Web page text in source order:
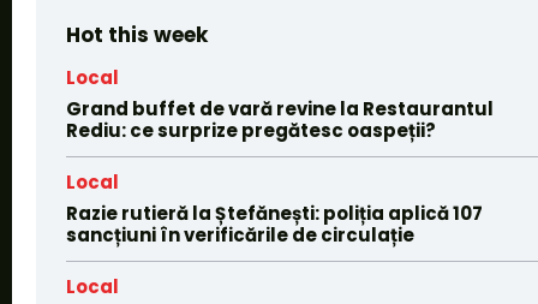
Hot this week
Local
Grand buffet de vară revine la Restaurantul
Rediu: ce surprize pregătesc oaspeții?
Local
Razie rutieră la Ștefănești: poliția aplică 107
sancțiuni în verificările de circulație
Local